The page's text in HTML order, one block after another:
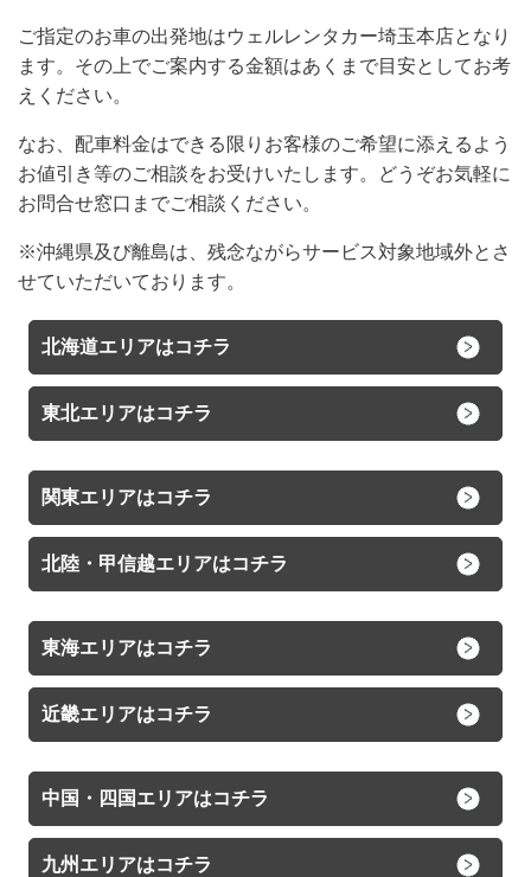
ご指定のお車の出発地はウェルレンタカー埼玉本店となり
ます。その上でご案内する金額はあくまで目安としてお考
えください。
なお、配車料金はできる限りお客様のご希望に添えるよう
お値引き等のご相談をお受けいたします。どうぞお気軽に
お問合せ窓口までご相談ください。
※沖縄県及び離島は、残念ながらサービス対象地域外とさ
せていただいております。
北海道エリアはコチラ
東北エリアはコチラ
関東エリアはコチラ
北陸・甲信越エリアはコチラ
東海エリアはコチラ
近畿エリアはコチラ
中国・四国エリアはコチラ
九州エリアはコチラ